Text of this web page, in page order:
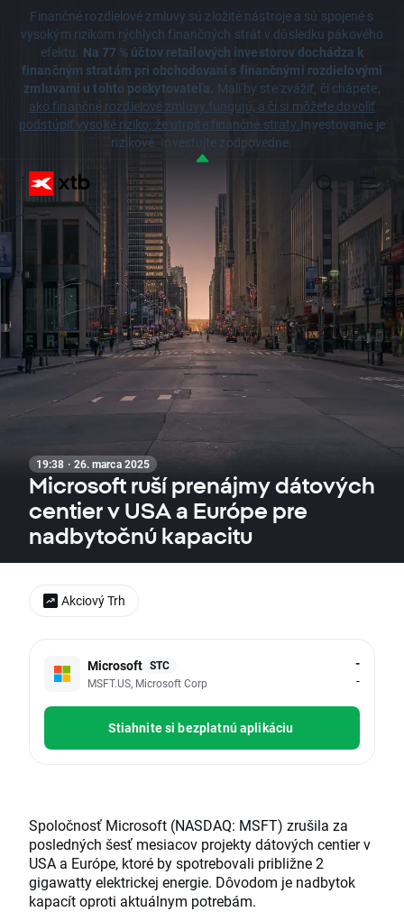
Finančné rozdielové zmluvy sú zložité nástroje a sú spojené s
vysokým rizikom rýchlych finančných strát v dôsledku pákového
efektu. Na 77 % účtov retailových investorov dochádza k
finančným stratám pri obchodovaní s finančnými rozdielovými
zmluvami u tohto poskytovateľa. Mali by ste zvážiť, či chápete,
ako finančné rozdielové zmluvy fungujú, a či si môžete dovoliť
podstúpiť vysoké riziko, že utrpíte finančné straty.Investovanie je
rizikové. Investujte zodpovedne.
19:38 · 26. marca 2025
Microsoft ruší prenájmy dátových
centier v USA a Európe pre
nadbytočnú kapacitu
Microsoft STC
MSFT.US, Microsoft Corp
-
-
Stiahnite si bezplatnú aplikáciu
Spoločnosť Microsoft (NASDAQ: MSFT) zrušila za
posledných šesť mesiacov projekty dátových centier v
USA a Európe, ktoré by spotrebovali približne 2
gigawatty elektrickej energie. Dôvodom je nadbytok
kapacít oproti aktuálnym potrebám.
Akciový Trh